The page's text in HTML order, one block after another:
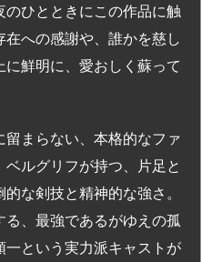
のひとときにこの作品に触
への感謝や、誰かを慈し
鮮明に、愛おしく蘇って
まらない、本格的なファ
ルグリフが持つ、片足と
な剣技と精神的な強さ。
、最強であるがゆえの孤
という実力派キャストが